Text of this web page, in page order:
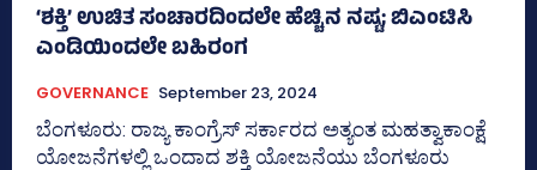
‘ಶಕ್ತಿ’ ಉಚಿತ ಸಂಚಾರದಿಂದಲೇ ಹೆಚ್ಚಿನ ನಷ್ಟ; ಬಿಎಂಟಿಸಿ
ಎಂಡಿಯಿಂದಲೇ ಬಹಿರಂಗ
GOVERNANCE September 23, 2024
ಬೆಂಗಳೂರು: ರಾಜ್ಯ ಕಾಂಗ್ರೆಸ್‌ ಸರ್ಕಾರದ ಅತ್ಯಂತ ಮಹತ್ವಾಕಾಂಕ್ಷೆ
ಯೋಜನೆಗಳಲ್ಲಿ ಒಂದಾದ ಶಕ್ತಿ ಯೋಜನೆಯು ಬೆಂಗಳೂರು